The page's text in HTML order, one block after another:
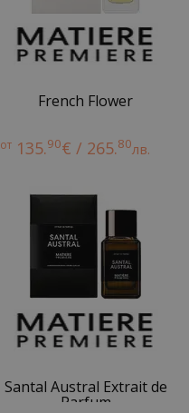
French Flower
от 135.90€ / 265.80лв.
Santal Austral Extrait de
Parfum